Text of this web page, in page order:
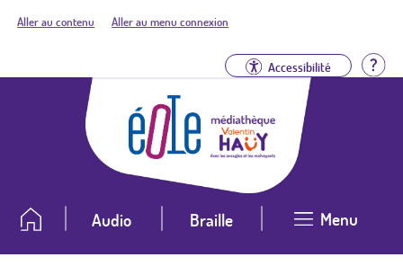
Aller au contenu Aller au menu connexion
Accessibilité
Audio Braille Menu